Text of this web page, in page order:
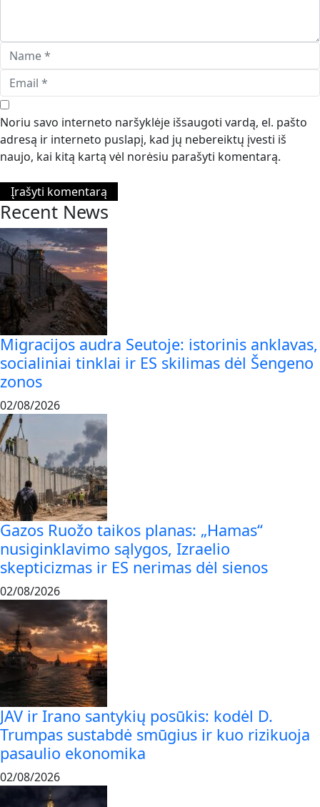
Noriu savo interneto naršyklėje išsaugoti vardą, el. pašto
adresą ir interneto puslapį, kad jų nebereiktų įvesti iš
naujo, kai kitą kartą vėl norėsiu parašyti komentarą.
Recent News
Migracijos audra Seutoje: istorinis anklavas,
socialiniai tinklai ir ES skilimas dėl Šengeno
zonos
02/08/2026
Gazos Ruožo taikos planas: „Hamas“
nusiginklavimo sąlygos, Izraelio
skepticizmas ir ES nerimas dėl sienos
02/08/2026
JAV ir Irano santykių posūkis: kodėl D.
Trumpas sustabdė smūgius ir kuo rizikuoja
pasaulio ekonomika
02/08/2026